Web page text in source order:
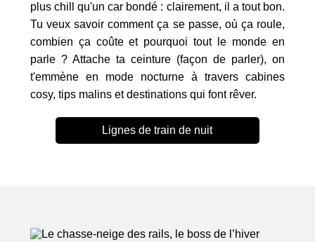
plus chill qu'un car bondé : clairement, il a tout bon.
Tu veux savoir comment ça se passe, où ça roule,
combien ça coûte et pourquoi tout le monde en
parle ? Attache ta ceinture (façon de parler), on
t'emmène en mode nocturne à travers cabines
cosy, tips malins et destinations qui font rêver.
Lignes de train de nuit